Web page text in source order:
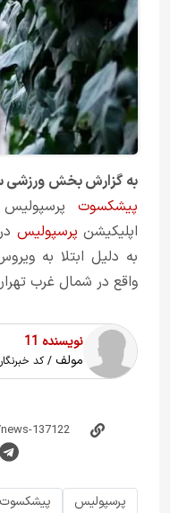
به گزارش بخش ورزشی
پیشکسوت
اپلیکیشن پرسپولیس
به دلیل ابتلا به
واقع در شمال غرب
نویسنده 11
مولف / کد
پرسپولیس پیشکسوت